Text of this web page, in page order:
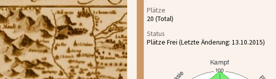
Plätze
20 (Total)
Status
Plätze Frei (Letzte Änderung: 13.10.2015)